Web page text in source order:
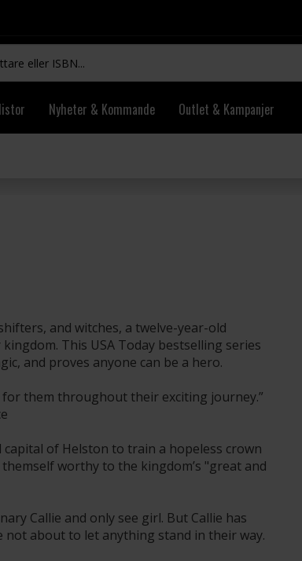
Nyheter & Kommande Outlet & Kampanjer
and witches, a twelve-year-old
This USA Today bestselling series
and proves anyone can be a hero.
them throughout their exciting journey.”
of Helston to train a hopeless crown
worthy to the kingdom’s "great and
Callie and only see girl. But Callie has
not about to let anything stand in their way.